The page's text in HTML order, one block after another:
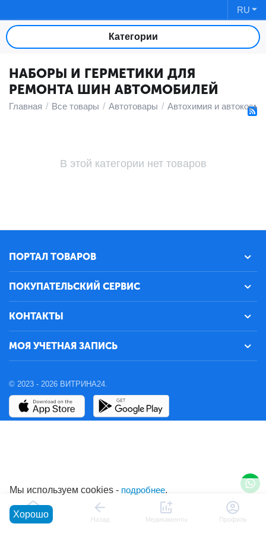
RU
Категории
НАБОРЫ И ГЕРМЕТИКИ ДЛЯ
РЕМОНТА ШИН АВТОМОБИЛЕЙ
Главная / Все товары / Автотовары / Автохимия и
В этой категории нет товаров
ПОРТАЛ ТОВАРОВ
ПОКУПАТЕЛЬСКИЙ СЕРВИС
КОНТАКТЫ
МОЯ УЧЕТНАЯ ЗАПИСЬ
© 2023 - 2026 ВИТРИНА24.
Главная Назад Медикаменты Профиль
Мы используем cookies - подробнее.
Хорошо